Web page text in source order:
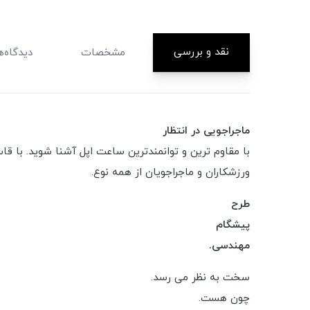
نقد و بررسی مشخصات
ماجراجویی در انتظار
ورزشکاران و ماجراجویان از همه نوع.
طرح
پیشگام
مهندسی.
سخت به نظر می رسد.
چون هست.